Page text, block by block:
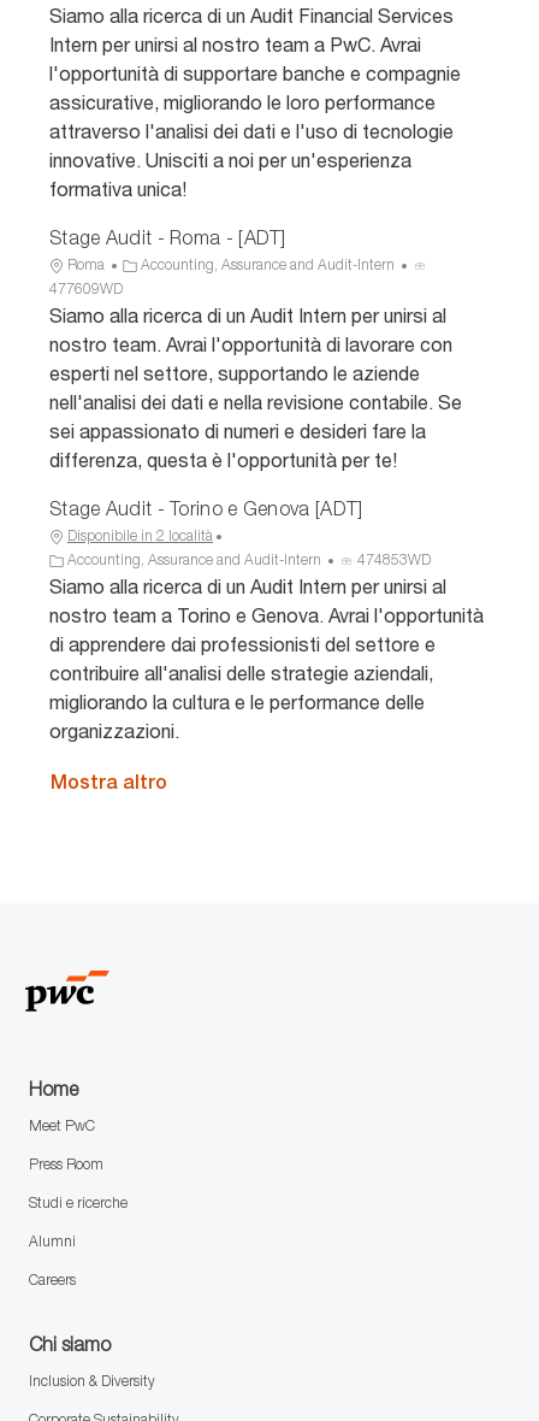
i
c
z
i
o
n
e
t
o
r
i
a
a
n
u
n
c
Siamo alla ricerca di un Audit Financial Services
Intern per unirsi al nostro team a PwC. Avrai
l'opportunità di supportare banche e compagnie
assicurative, migliorando le loro performance
attraverso l'analisi dei dati e l'uso di tecnologie
innovative. Unisciti a noi per un'esperienza
formativa unica!
Stage Audit - Roma - [ADT]
U
b
i
z
i
o
n
Roma
C
a
t
o
r
i
a
Accounting, Assurance and Audit-Intern
a
u
n
c
477609WD
Siamo alla ricerca di un Audit Intern per unirsi al
nostro team. Avrai l'opportunità di lavorare con
esperti nel settore, supportando le aziende
nell'analisi dei dati e nella revisione contabile. Se
sei appassionato di numeri e desideri fare la
differenza, questa è l'opportunità per te!
Stage Audit - Torino e Genova [ADT]
Disponibile in 2 località
C
a
g
o
r
i
Accounting, Assurance and Audit-Intern
D
n
u
n
474853WD
Siamo alla ricerca di un Audit Intern per unirsi al
nostro team a Torino e Genova. Avrai l'opportunità
di apprendere dai professionisti del settore e
contribuire all'analisi delle strategie aziendali,
migliorando la cultura e le performance delle
organizzazioni.
Mostra altro
Home
Meet PwC
Press Room
Studi e ricerche
Alumni
Careers
Chi siamo
Inclusion & Diversity